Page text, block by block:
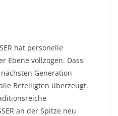
hat personelle
Ebene vollzogen. Dass
Generation
Beteiligten überzeugt.
an der Spitze neu